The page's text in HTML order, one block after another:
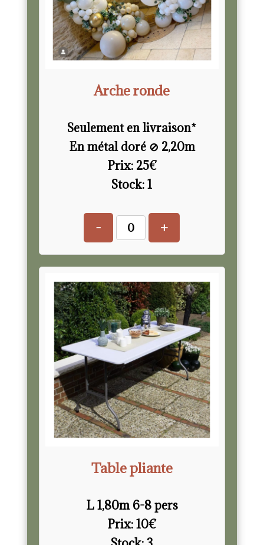
Arche ronde
Seulement en livraison*
En métal doré ⊘ 2,20m
Prix: 25€
Stock:1
- +
Table pliante
L 1,80m 6-8 pers
Prix:10€